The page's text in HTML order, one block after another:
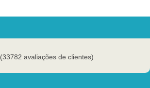
(33782 avaliações de clientes)